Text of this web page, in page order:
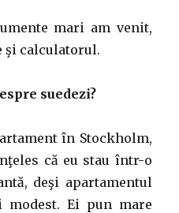
mari am venit,
şi calculatorul.
suedezi?
în Stockholm,
că eu stau într-o
deşi apartamentul
Ei pun mare